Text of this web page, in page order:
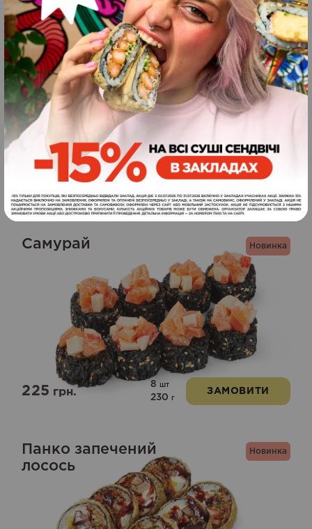
Новинка
Панко з креветками
шт
г
Новинка
Самурай
225грн.
8 шт
230 г
ЗАМОВИТИ
Новинка
Панко запечений
лосось